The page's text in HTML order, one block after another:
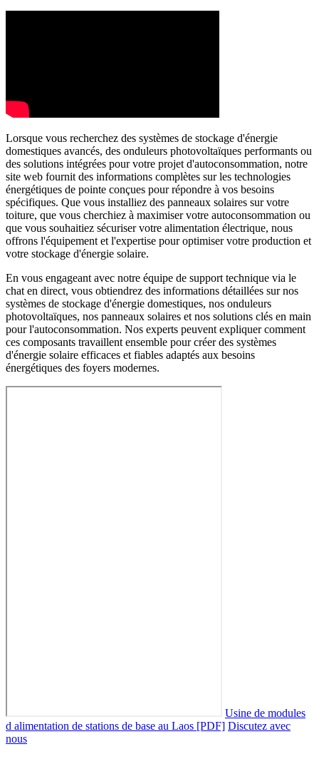
Lorsque vous recherchez des systèmes de stockage d'énergie
domestiques avancés, des onduleurs photovoltaïques performants ou
des solutions intégrées pour votre projet d'autoconsommation, notre
site web fournit des informations complètes sur les technologies
énergétiques de pointe conçues pour répondre à vos besoins
spécifiques. Que vous installiez des panneaux solaires sur votre
toiture, que vous cherchiez à maximiser votre autoconsommation ou
que vous souhaitiez sécuriser votre alimentation électrique, nous
offrons l'équipement et l'expertise pour optimiser votre production et
votre stockage d'énergie solaire.
En vous engageant avec notre équipe de support technique via le
chat en direct, vous obtiendrez des informations détaillées sur nos
systèmes de stockage d'énergie domestiques, nos onduleurs
photovoltaïques, nos panneaux solaires et nos solutions clés en main
pour l'autoconsommation. Nos experts peuvent expliquer comment
ces composants travaillent ensemble pour créer des systèmes
d'énergie solaire efficaces et fiables adaptés aux besoins
énergétiques des foyers modernes.
Usine de modules
d alimentation de stations de base au Laos [PDF] Discutez avec
nous